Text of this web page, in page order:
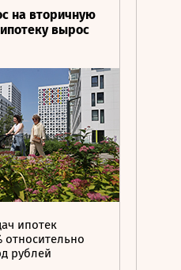
на вторичную
вырос
ипотек
относительно
рублей